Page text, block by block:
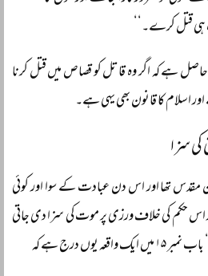
ہی قتل کرے۔‘‘
ہے کہ اگر وہ قاتل کو قصاص میں قتل کرنا
اسلام کا قانون بھی یہی ہے۔
سزا
تھا اور اس دن عبادت کے سوا اور کوئی
اس حکم کی خلاف ورزی پر موت کی سزا دی جاتی
یوں درج ہے کہ